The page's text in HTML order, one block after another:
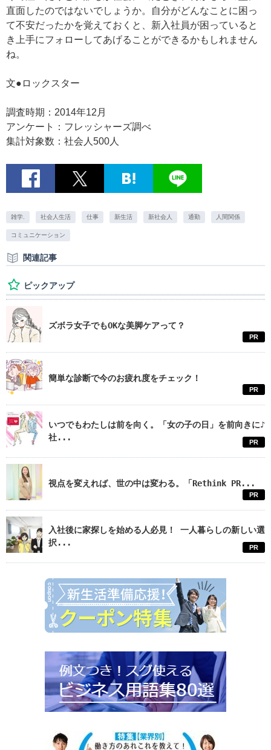
直面したのではないでしょうか。自分がどんなことに困っ
て不安だったかを覚えておくと、新入社員が困っていると
き上手にフォローしてあげることができるかもしれません
ね。
文●ロックスター
調査時期：2014年12月
アンケート：フレッシャーズ調べ
集計対象数：社会人500人
雑学. 社会人生活 仕事 新生活 新社会人 通勤 人間関係
コミュニケーション
関連記事
ピックアップ
ズボラ女子でもOKな美脚ケアって？
PR
簡単な診断で今のお疲れ度をチェック！
PR
いつでもわたしは前を向く。「女の子の日」を前向きに♪
社...
PR
視点を変えれば、世の中は変わる。「Rethink PR...
PR
入社後に家探しを始める人必見！ 一人暮らしの新しい選
択...
PR